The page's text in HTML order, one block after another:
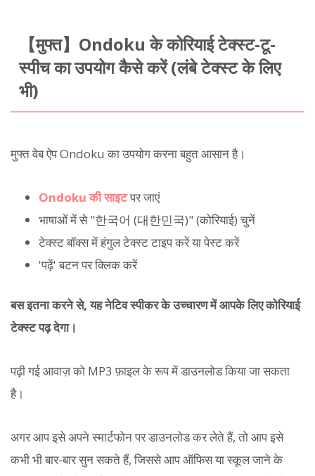
【मुफ्त】Ondoku के कोरियाई टेक्स्ट-टू-
स्पीच का उपयोग कैसे करें (लंबे टेक्स्ट के लिए
भी)
मुफ्त वेब ऐप Ondoku का उपयोग करना बहुत आसान है।
Ondoku की साइटपर जाएं
भाषाओं में से "한국어 (대한민국)" (कोरियाई) चुनें
टेक्स्ट बॉक्स में हंगुल टेक्स्ट टाइप करें या पेस्ट करें
'पढ़ें' बटन पर क्लिक करें
बस इतना करने से, यह नेटिव स्पीकर के उच्चारण में आपके लिए कोरियाई
टेक्स्ट पढ़ देगा।
पढ़ी गई आवाज़ को MP3 फ़ाइल के रूप में डाउनलोड किया जा सकता
है।
अगर आप इसे अपने स्मार्टफोन पर डाउनलोड कर लेते हैं, तो आप इसे
कभी भी बार-बार सुन सकते हैं, जिससे आप ऑफिस या स्कूल जाने के